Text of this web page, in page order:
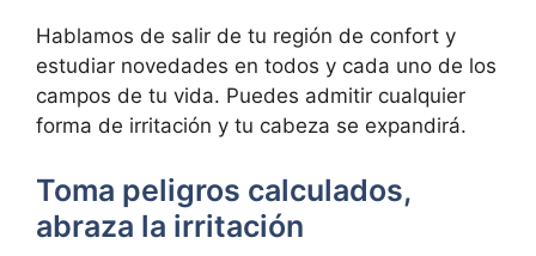
Hablamos de salir de tu región de confort y
estudiar novedades en todos y cada uno de los
campos de tu vida. Puedes admitir cualquier
forma de irritación y tu cabeza se expandirá.
Toma peligros calculados,
abraza la irritación